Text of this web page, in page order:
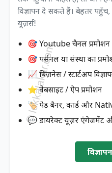
विज्ञापन दे सकते हैं। बेहतर
यूज़र्स!
🎯 Youtube चैनल प्रमोशन
🎯 पर्सनल या संस्था का
📈 बिज़नेस / स्टार्टअप
⭐ वेबसाइट / ऐप प्रमोशन
🏷️ पेड बैनर, कार्ड और
💬 डायरेक्ट यूज़र एंगेजमेंट